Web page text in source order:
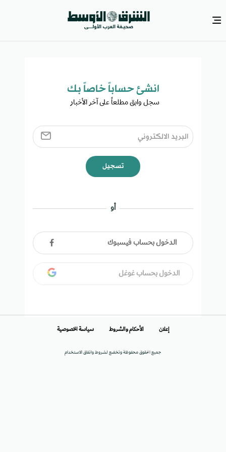
انشئ حساباً خاصاً بك​
سجل وابق مطلعاً على آخر الأخبار ​
تسجيل
أو
الدخول بحساب فيسبوك
الدخول بحساب غوغل
جميع الحقوق محفوظة وتخضع لشروط واتفاق الاستخدام
إعلان الأحكام والشروط سياسة الخصوصية